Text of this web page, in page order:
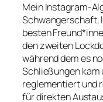
Mein Instagram-
Schwangerschaft,
besten
den zweiten
während dem es
Schließungen kam
reglementiert und
für direkten